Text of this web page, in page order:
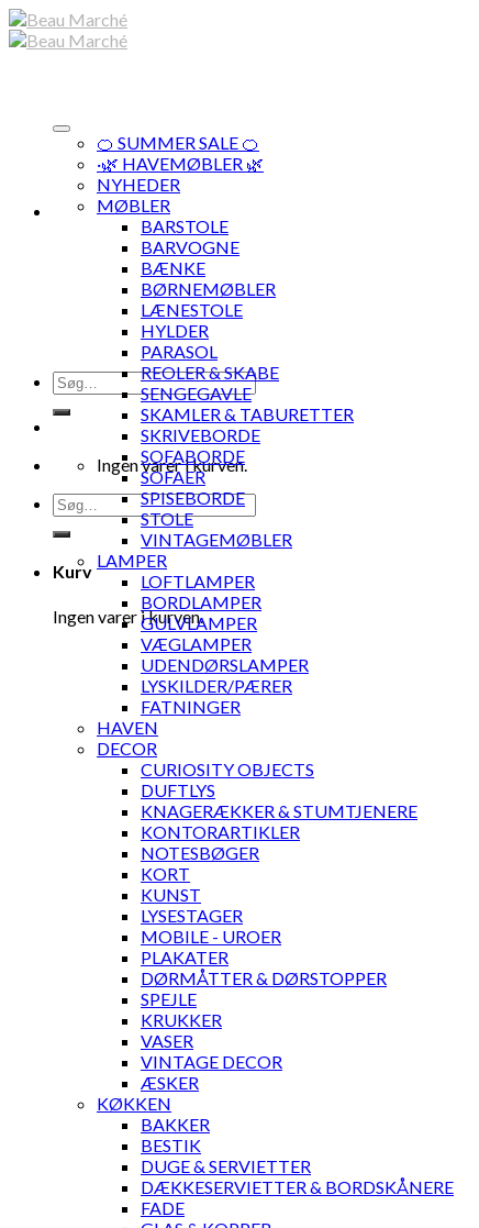
Skip
to
Søg
efter:
Ingen varer i kurven.
Søg
efter:
Kurv
Ingen varer i kurven.
🍊 SUMMER SALE 🍊
·🌿 HAVEMØBLER 🌿
NYHEDER
MØBLER
BARSTOLE
BARVOGNE
BÆNKE
BØRNEMØBLER
LÆNESTOLE
HYLDER
PARASOL
REOLER & SKABE
SENGEGAVLE
SKAMLER & TABURETTER
SKRIVEBORDE
SOFABORDE
SOFAER
SPISEBORDE
STOLE
VINTAGEMØBLER
LAMPER
LOFTLAMPER
BORDLAMPER
GULVLAMPER
VÆGLAMPER
UDENDØRSLAMPER
LYSKILDER/PÆRER
FATNINGER
HAVEN
DECOR
CURIOSITY OBJECTS
DUFTLYS
KNAGERÆKKER & STUMTJENERE
KONTORARTIKLER
NOTESBØGER
KORT
KUNST
LYSESTAGER
MOBILE - UROER
PLAKATER
DØRMÅTTER & DØRSTOPPER
SPEJLE
KRUKKER
VASER
VINTAGE DECOR
ÆSKER
KØKKEN
BAKKER
BESTIK
DUGE & SERVIETTER
DÆKKESERVIETTER & BORDSKÅNERE
FADE